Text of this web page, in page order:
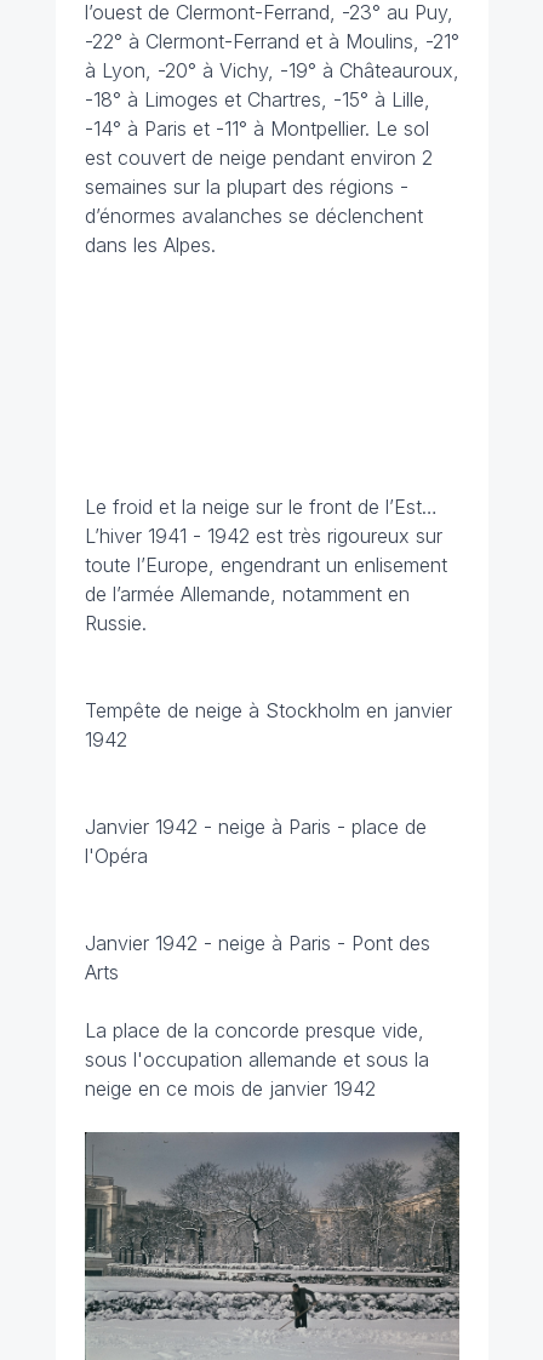
l’ouest de Clermont-Ferrand, -23° au Puy,
-22° à Clermont-Ferrand et à Moulins, -21°
à Lyon, -20° à Vichy, -19° à Châteauroux,
-18° à Limoges et Chartres, -15° à Lille,
-14° à Paris et -11° à Montpellier. Le sol
est couvert de neige pendant environ 2
semaines sur la plupart des régions -
d’énormes avalanches se déclenchent
dans les Alpes.
Le froid et la neige sur le front de l’Est…
L’hiver 1941 - 1942 est très rigoureux sur
toute l’Europe, engendrant un enlisement
de l’armée Allemande, notamment en
Russie.
Tempête de neige à Stockholm en janvier
1942
Janvier 1942 - neige à Paris - place de
l'Opéra
Janvier 1942 - neige à Paris - Pont des
Arts
La place de la concorde presque vide,
sous l'occupation allemande et sous la
neige en ce mois de janvier 1942